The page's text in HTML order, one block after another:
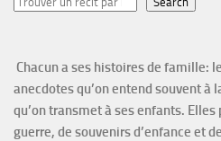
Chacun a ses histoires de famille:
anecdotes qu’on entend souvent à
qu’on transmet à ses enfants.
guerre, de souvenirs d’enfance et